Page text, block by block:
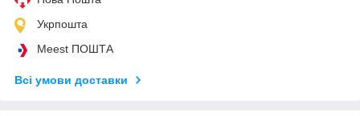
Укрпошта
Meest ПОШТА
Всі умови доставки